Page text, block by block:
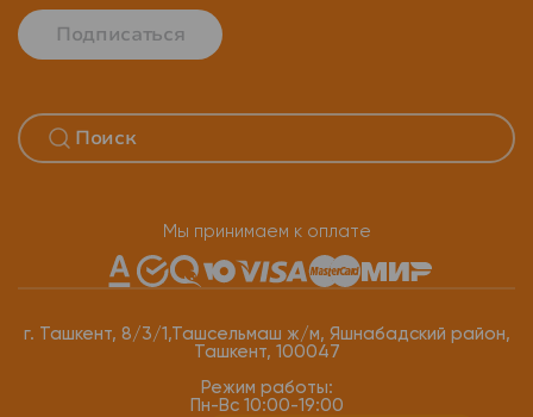
Подписаться
Мы принимаем к оплате
г. Ташкент, 8/3/1,Ташсельмаш ж/м, Яшнабадский район,
Ташкент, 100047
Режим работы:
Пн-Вс 10:00-19:00